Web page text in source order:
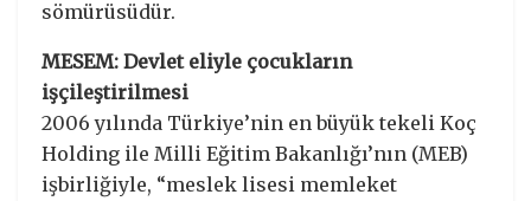
sömürüsüdür.
MESEM: Devlet eliyle çocukların
işçileştirilmesi
2006 yılında Türkiye’nin en büyük tekeli Koç
Holding ile Milli Eğitim Bakanlığı’nın (MEB)
işbirliğiyle, “meslek lisesi memleket